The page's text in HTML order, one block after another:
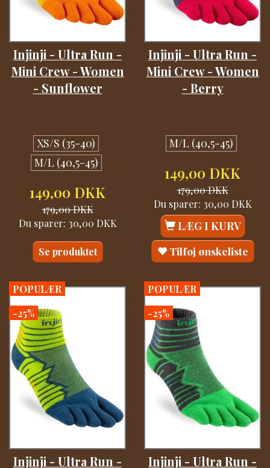
Injinji - Ultra Run -
Mini Crew - Women
- Sunflower
XS/S (35-40)
M/L (40,5-45)
149,00 DKK
179,00 DKK
Du sparer: 30,00 DKK
Se produktet
Injinji - Ultra Run -
Mini Crew - Women
- Berry
M/L (40,5-45)
149,00 DKK
179,00 DKK
Du sparer: 30,00 DKK
LÆG I KURV
Tilføj ønskeliste
POPULÆR
-25%
Injinji - Ultra Run -
POPULÆR
-25%
Injinji - Ultra Run -